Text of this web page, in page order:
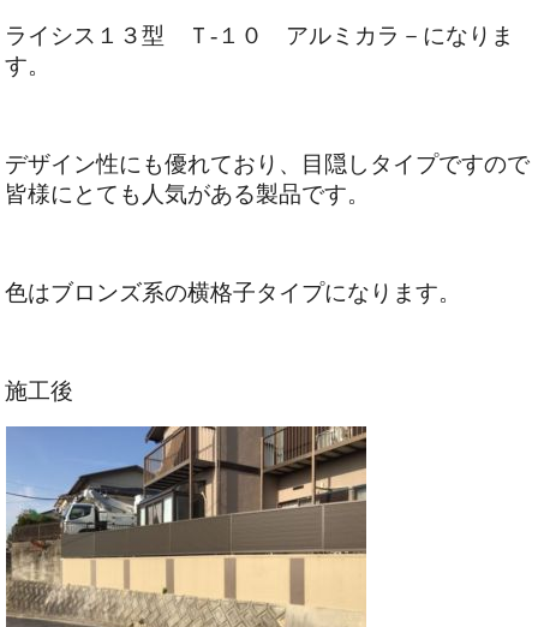
ライシス１３型 Ｔ-１０ アルミカラ－になりま
す。
デザイン性にも優れており、目隠しタイプですので
皆様にとても人気がある製品です。
色はブロンズ系の横格子タイプになります。
施工後